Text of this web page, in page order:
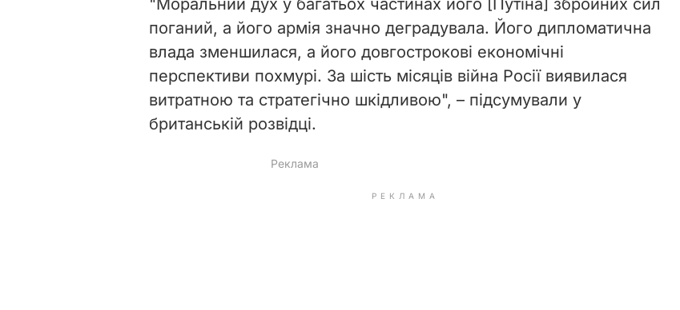
поганий, а його армія значно деградувала. Його дипломатична
влада зменшилася, а його довгострокові економічні
перспективи похмурі. За шість місяців війна Росії виявилася
витратною та стратегічно шкідливою", – підсумували у
британській розвідці.
РЕКЛАМА